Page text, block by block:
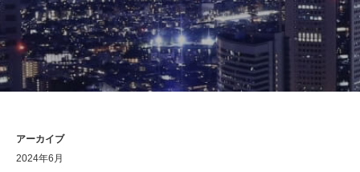
アーカイブ
2024年6月